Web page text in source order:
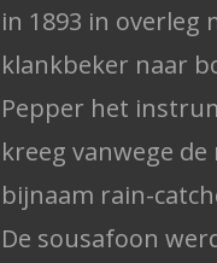
in 1893 in overleg
klankbeker naar
Pepper het
kreeg vanwege
bijnaam rain-
De sousafoon